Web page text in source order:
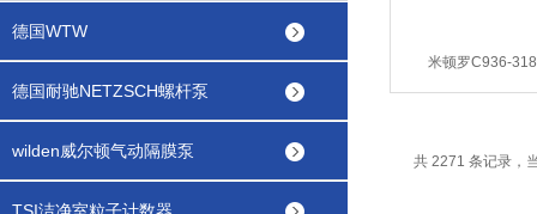
德国WTW
德国耐驰NETZSCH螺杆泵
wilden威尔顿气动隔膜泵
米顿罗C936-
313Ti,C936-
共 2271 条记录，